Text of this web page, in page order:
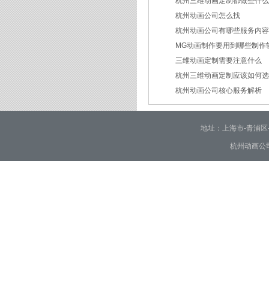
2026/07/21
2026/03/19
杭州动画公司怎么找
2026/03/12
杭州动画公司有哪些服务内容
2026/03/09
MG动画制作要用到哪些制作
2026/02/24
三维动画定制需要注意什么
2026/02/09
杭州三维动画定制应该如何
2026/01/30
杭州动画公司核心服务解析
2026/01/28
地址：上海市-青浦
杭州动画公